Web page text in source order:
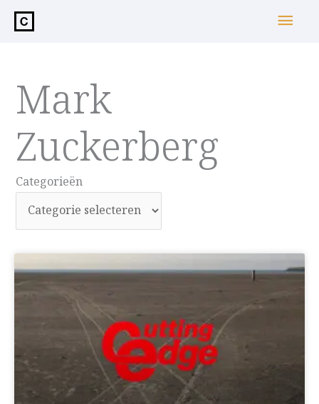
inhoud
Mark
Zuckerberg
Categorieën
Categorieën